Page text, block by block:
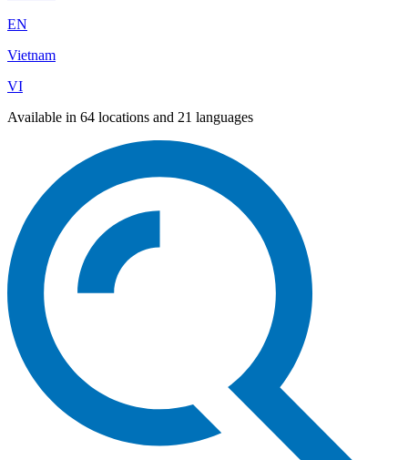
EN
Vietnam
VI
Available in 64 locations and 21 languages